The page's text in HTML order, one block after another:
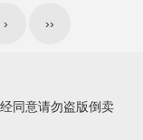
› ››
同意请勿盗版倒卖